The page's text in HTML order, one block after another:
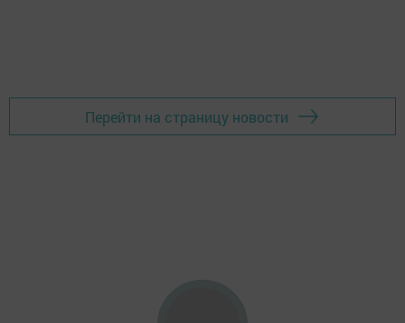
Перейти на страницу новости